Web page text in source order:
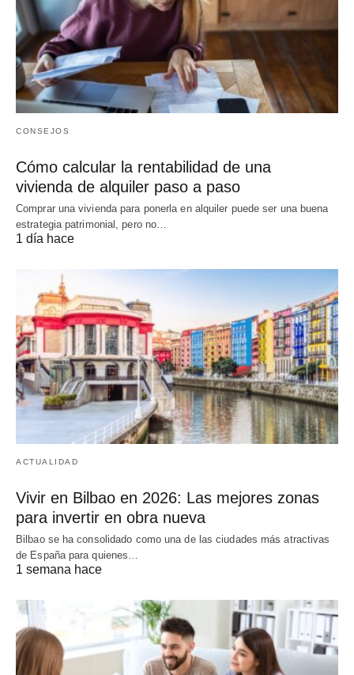
CONSEJOS
Cómo calcular la rentabilidad de una
vivienda de alquiler paso a paso
Comprar una vivienda para ponerla en alquiler puede ser una buena
estrategia patrimonial, pero no…
1 día hace
ACTUALIDAD
Vivir en Bilbao en 2026: Las mejores zonas
para invertir en obra nueva
Bilbao se ha consolidado como una de las ciudades más atractivas
de España para quienes…
1 semana hace